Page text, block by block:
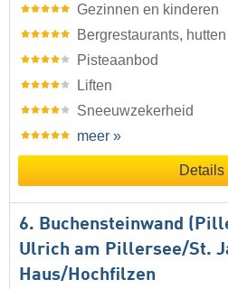
Gezinnen en kinderen
Bergrestaurants, hutten
Pisteaanbod
Liften
Sneeuwzekerheid
meer »
Details
6. Buchensteinwand
Ulrich am Pillersee/​St.
Haus/​Hochfilzen